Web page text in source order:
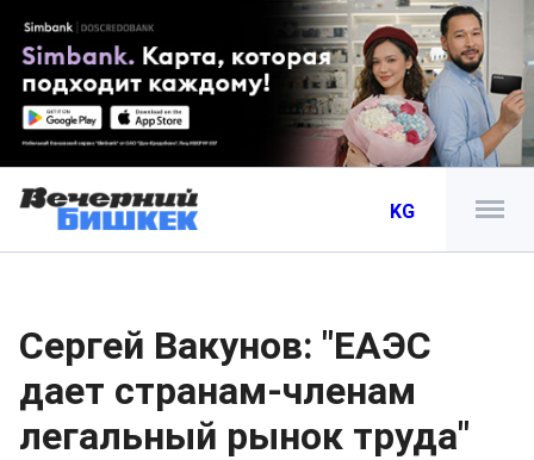
KG
Сергей Вакунов: "ЕАЭС
дает странам-членам
легальный рынок труда"